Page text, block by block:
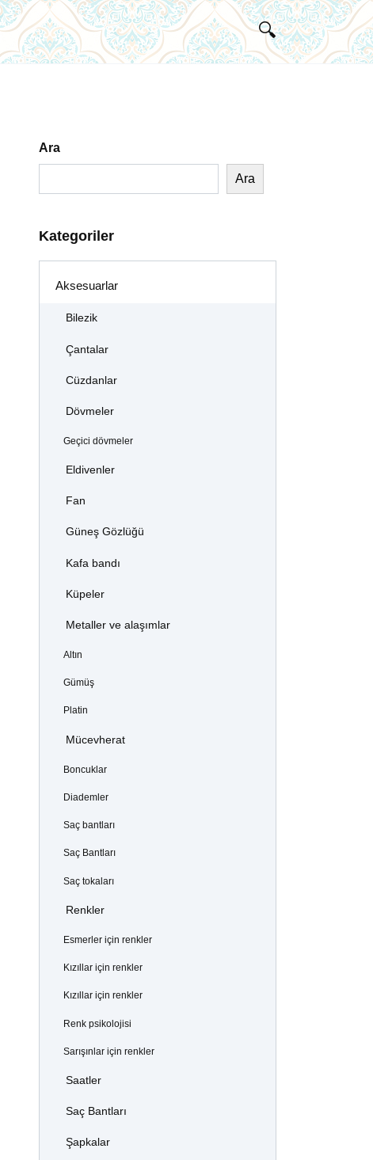
Ara
Ara
Kategoriler
Aksesuarlar
Bilezik
Çantalar
Cüzdanlar
Dövmeler
Geçici dövmeler
Eldivenler
Fan
Güneş Gözlüğü
Kafa bandı
Küpeler
Metaller ve alaşımlar
Altın
Gümüş
Platin
Mücevherat
Boncuklar
Diademler
Saç bantları
Saç Bantları
Saç tokaları
Renkler
Esmerler için renkler
Kızıllar için renkler
Kızıllar için renkler
Renk psikolojisi
Sarışınlar için renkler
Saatler
Saç Bantları
Şapkalar